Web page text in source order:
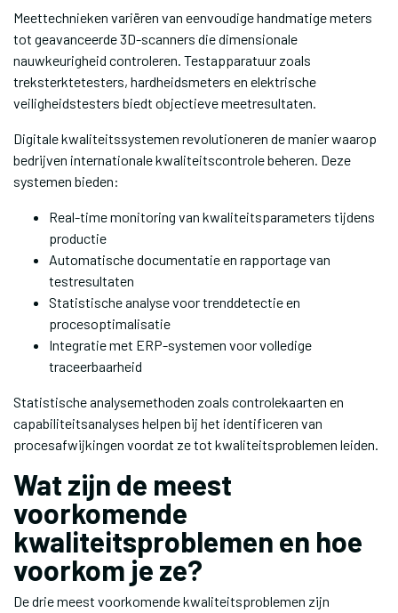
Meettechnieken variëren van eenvoudige handmatige meters
tot geavanceerde 3D-scanners die dimensionale
nauwkeurigheid controleren. Testapparatuur zoals
treksterktetesters, hardheidsmeters en elektrische
veiligheidstesters biedt objectieve meetresultaten.
Digitale kwaliteitssystemen revolutioneren de manier waarop
bedrijven internationale kwaliteitscontrole beheren. Deze
systemen bieden:
Real-time monitoring van kwaliteitsparameters tijdens
productie
Automatische documentatie en rapportage van
testresultaten
Statistische analyse voor trenddetectie en
procesoptimalisatie
Integratie met ERP-systemen voor volledige
traceerbaarheid
Statistische analysemethoden zoals controlekaarten en
capabiliteitsanalyses helpen bij het identificeren van
procesafwijkingen voordat ze tot kwaliteitsproblemen leiden.
Wat zijn de meest
voorkomende
kwaliteitsproblemen en hoe
voorkom je ze?
De drie meest voorkomende kwaliteitsproblemen zijn